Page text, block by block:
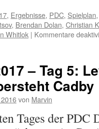
, Ergebnisse, PDC, Spielplan
, Brendan Dolan, Christian
Whitlok | Kommentare
– Tag 5:
Cadby
von Marvin
Tages der PDC